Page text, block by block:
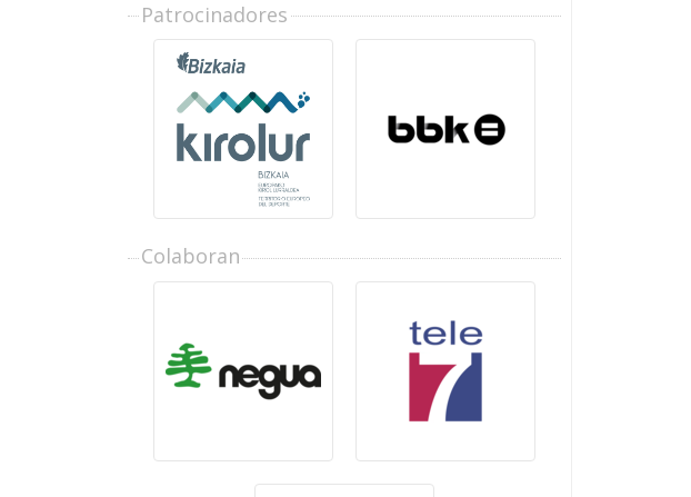
Patrocinadores
Colaboran